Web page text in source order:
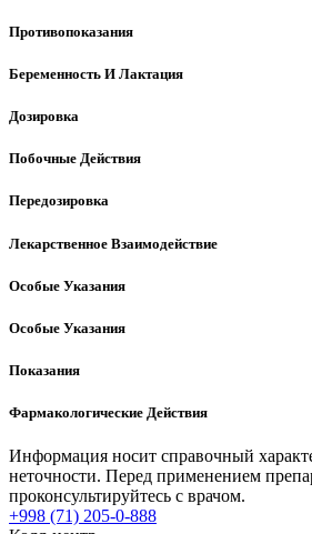
Противопоказания
Беременность И Лактация
Дозировка
Побочные Действия
Передозировка
Лекарственное Взаимодействие
Особые Указания
Особые Указания
Показания
Фармакологические Действия
Информация носит справочный
неточности. Перед применением
проконсультируйтесь с врачом.
+998 (71) 205-0-888